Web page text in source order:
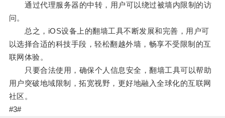
通过代理服务器的中转，用户可以绕过被墙内限制的访
问。
总之，iOS设备上的翻墙工具不断发展和完善，用户可
以选择合适的科技手段，轻松翻越外墙，畅享不受限制的互
联网体验。
只要合法使用，确保个人信息安全，翻墙工具可以帮助
用户突破地域限制，拓宽视野，更好地融入全球化的互联网
社区。
#3#